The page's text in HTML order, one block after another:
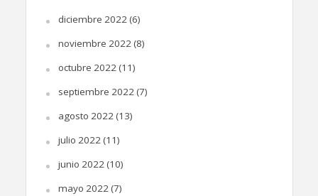
diciembre 2022(6)
noviembre 2022(8)
octubre 2022(11)
septiembre 2022(7)
agosto 2022(13)
julio 2022(11)
junio 2022(10)
mayo 2022(7)